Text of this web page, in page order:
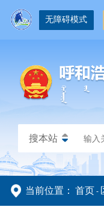
无障碍模式
搜本站
政务动态
当前位置： 首页 -